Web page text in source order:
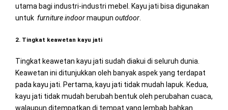
utama bagi industri-industri mebel. Kayu jati bisa digunakan
untuk furniture indoormaupun outdoor.
2. Tingkat keawetan kayu jati
Tingkat keawetan kayu jati sudah diakui di seluruh dunia.
Keawetan ini ditunjukkan oleh banyak aspek yang terdapat
pada kayu jati. Pertama, kayu jati tidak mudah lapuk. Kedua,
kayu jati tidak mudah berubah bentuk oleh perubahan cuaca,
walaupun ditempatkan di tempat yang lembab bahkan